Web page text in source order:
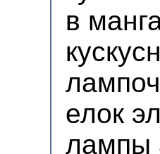
в
елок
лампы